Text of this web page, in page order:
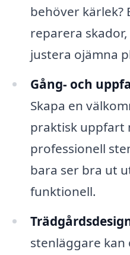
behöver kärlek?
reparera
justera ojämna
Gång- och
Skapa en
praktisk uppfart
professionell
bara ser bra ut
funktionell.
stenläggare kan